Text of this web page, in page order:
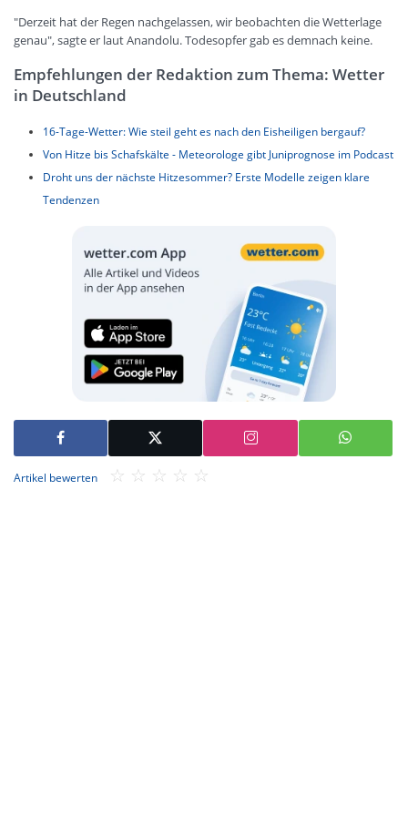
"Derzeit hat der Regen nachgelassen, wir beobachten die Wetterlage
genau", sagte er laut Anandolu. Todesopfer gab es demnach keine.
Empfehlungen der Redaktion zum Thema: Wetter
in Deutschland
16-Tage-Wetter: Wie steil geht es nach den Eisheiligen bergauf?
Von Hitze bis Schafskälte - Meteorologe gibt Juniprognose im Podcast
Droht uns der nächste Hitzesommer? Erste Modelle zeigen klare
Tendenzen
Artikel bewerten